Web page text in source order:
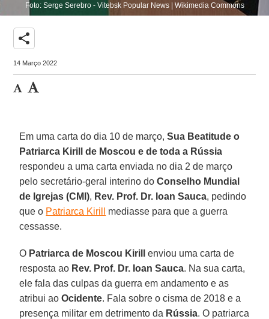
Foto: Serge Serebro - Vitebsk Popular News | Wikimedia Commons
share
14 Março 2022
Em uma carta do dia 10 de março,Sua Beatitude o
Patriarca Kirill de Moscou e de toda a Rússia
respondeu a uma carta enviada no dia 2 de março
pelo secretário-geral interino doConselho Mundial
de Igrejas (CMI), Rev. Prof. Dr. Ioan Sauca, pedindo
que o Patriarca Kirill
mediasse para que a guerra
cessasse.
O Patriarca de Moscou Kirill
enviou uma carta de
resposta ao Rev. Prof. Dr. Ioan Sauca. Na sua carta,
ele fala das culpas da guerra em andamento e as
atribui aoOcidente. Fala sobre o cisma de 2018 e a
presença militar em detrimento da Rússia. O patriarca